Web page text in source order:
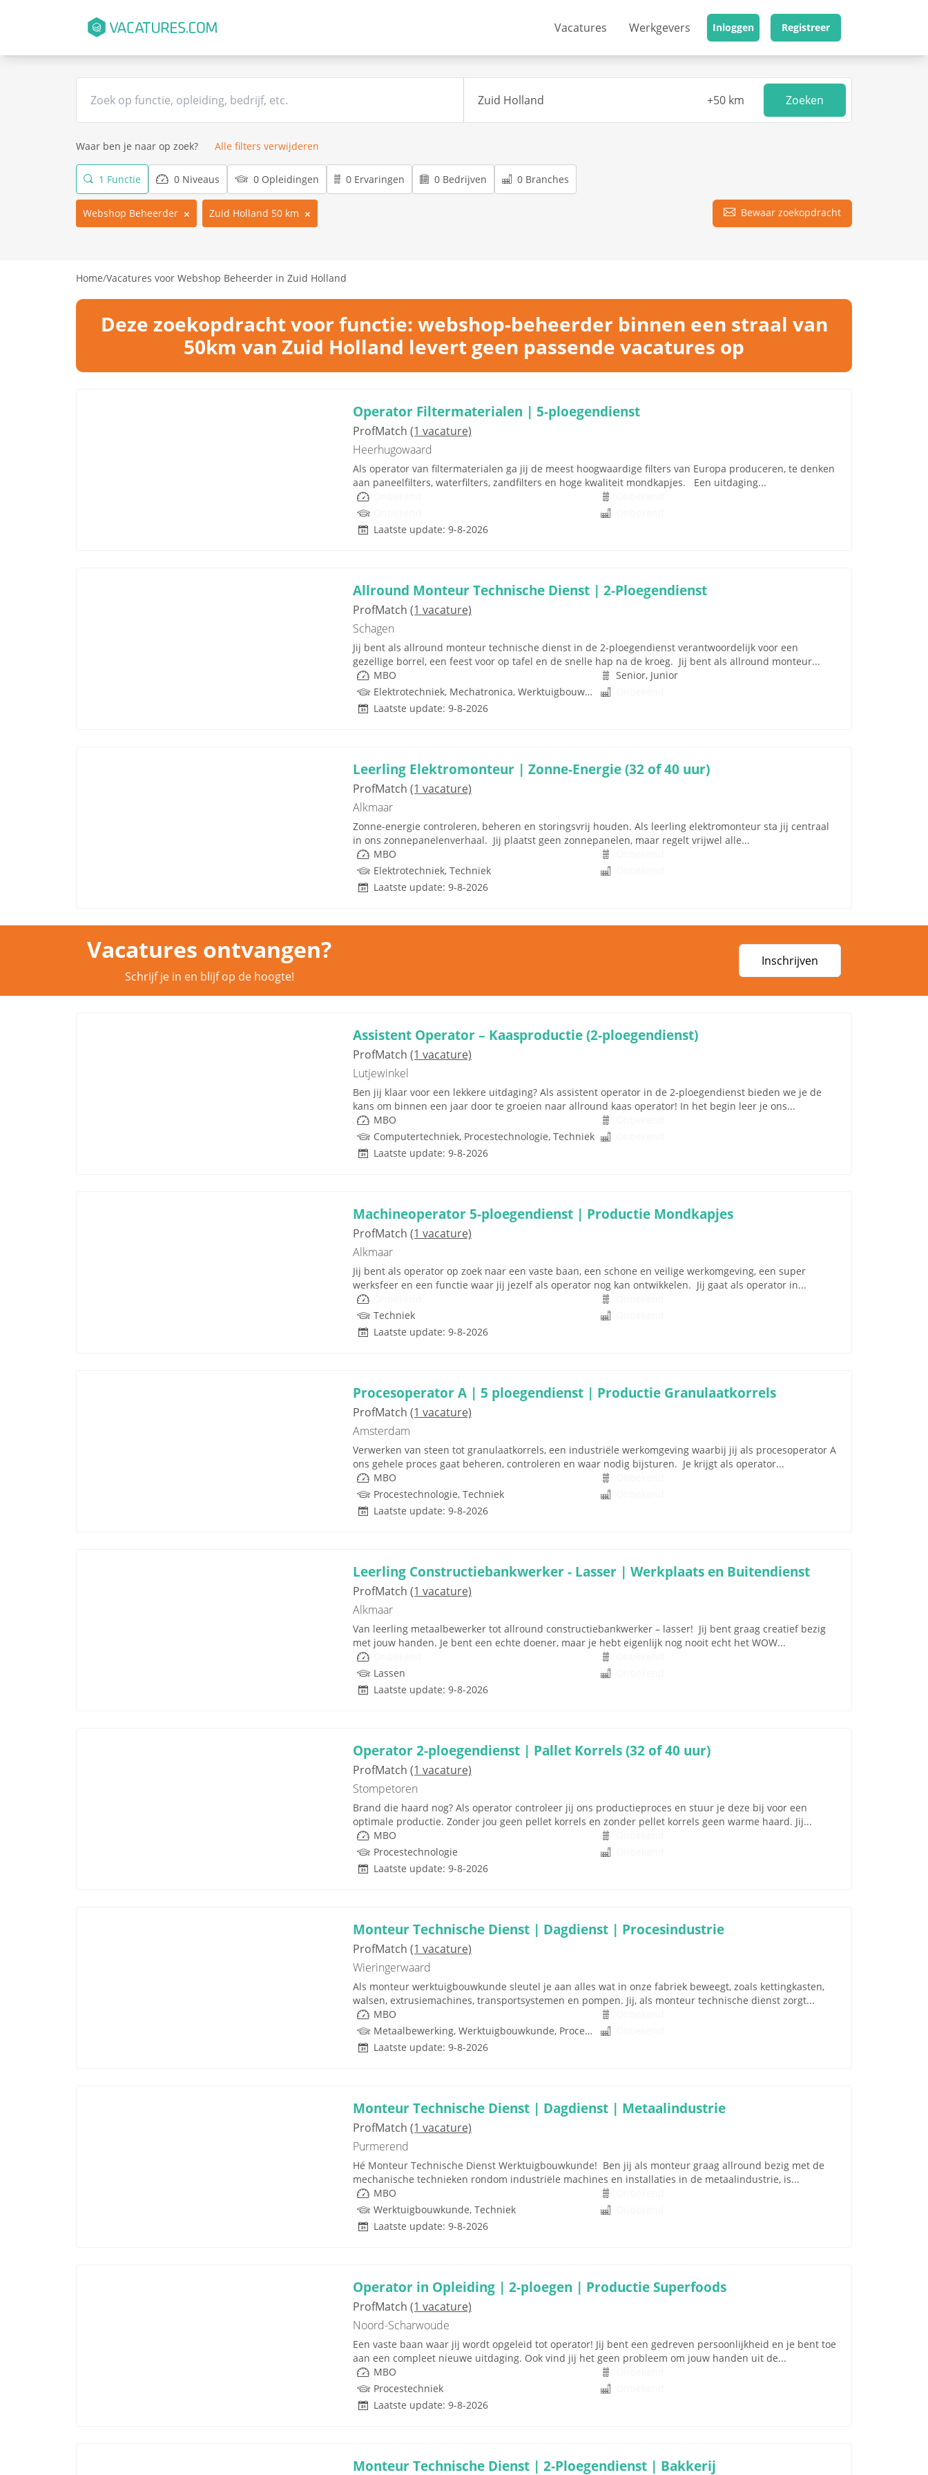
Vacatures Werkgevers Inloggen Registreer
Zoeken
Waar ben je naar op zoek? Alle filters verwijderen
1 Functie 0 Niveaus 0 Opleidingen 0 Ervaringen 0 Bedrijven 0 Branches
Webshop Beheerder Zuid Holland 50 km Bewaar zoekopdracht
Home/Vacatures voor Webshop Beheerder in Zuid Holland
Deze zoekopdracht voor functie: webshop-beheerder binnen een straal van
50km van Zuid Holland levert geen passende vacatures op
Operator Filtermaterialen | 5-ploegendienst
ProfMatch (1 vacature)
Heerhugowaard
Als operator van filtermaterialen ga jij de meest hoogwaardige filters van Europa produceren, te denken
aan paneelfilters, waterfilters, zandfilters en hoge kwaliteit mondkapjes. Een uitdaging...
Laatste update: 9-8-2026
Allround Monteur Technische Dienst | 2-Ploegendienst
ProfMatch (1 vacature)
Schagen
Jij bent als allround monteur technische dienst in de 2-ploegendienst verantwoordelijk voor een
gezellige borrel, een feest voor op tafel en de snelle hap na de kroeg. Jij bent als allround monteur...
MBO
Senior, Junior
Elektrotechniek, Mechatronica, Werktuigbouwkunde, Pneumatiek, Techniek
Laatste update: 9-8-2026
Leerling Elektromonteur | Zonne-Energie (32 of 40 uur)
ProfMatch (1 vacature)
Alkmaar
Zonne-energie controleren, beheren en storingsvrij houden. Als leerling elektromonteur sta jij centraal
in ons zonnepanelenverhaal. Jij plaatst geen zonnepanelen, maar regelt vrijwel alle...
MBO
Elektrotechniek, Techniek
Laatste update: 9-8-2026
Vacatures ontvangen?
Schrijf je in en blijf op de hoogte!
Inschrijven
Assistent Operator – Kaasproductie (2-ploegendienst)
ProfMatch (1 vacature)
Lutjewinkel
Ben jij klaar voor een lekkere uitdaging? Als assistent operator in de 2-ploegendienst bieden we je de
kans om binnen een jaar door te groeien naar allround kaas operator! In het begin leer je ons...
MBO
Computertechniek, Procestechnologie, Techniek
Laatste update: 9-8-2026
Machineoperator 5-ploegendienst | Productie Mondkapjes
ProfMatch (1 vacature)
Alkmaar
Jij bent als operator op zoek naar een vaste baan, een schone en veilige werkomgeving, een super
werksfeer en een functie waar jij jezelf als operator nog kan ontwikkelen. Jij gaat als operator in...
Techniek
Laatste update: 9-8-2026
Procesoperator A | 5 ploegendienst | Productie Granulaatkorrels
ProfMatch (1 vacature)
Amsterdam
Verwerken van steen tot granulaatkorrels, een industriële werkomgeving waarbij jij als procesoperator A
ons gehele proces gaat beheren, controleren en waar nodig bijsturen. Je krijgt als operator...
MBO
Procestechnologie, Techniek
Laatste update: 9-8-2026
Leerling Constructiebankwerker - Lasser | Werkplaats en Buitendienst
ProfMatch (1 vacature)
Alkmaar
Van leerling metaalbewerker tot allround constructiebankwerker – lasser! Jij bent graag creatief bezig
met jouw handen. Je bent een echte doener, maar je hebt eigenlijk nog nooit echt het WOW...
Lassen
Laatste update: 9-8-2026
Operator 2-ploegendienst | Pallet Korrels (32 of 40 uur)
ProfMatch (1 vacature)
Stompetoren
Brand die haard nog? Als operator controleer jij ons productieproces en stuur je deze bij voor een
optimale productie. Zonder jou geen pellet korrels en zonder pellet korrels geen warme haard. Jij...
MBO
Procestechnologie
Laatste update: 9-8-2026
Monteur Technische Dienst | Dagdienst | Procesindustrie
ProfMatch (1 vacature)
Wieringerwaard
Als monteur werktuigbouwkunde sleutel je aan alles wat in onze fabriek beweegt, zoals kettingkasten,
walsen, extrusiemachines, transportsystemen en pompen. Jij, als monteur technische dienst zorgt...
MBO
Metaalbewerking, Werktuigbouwkunde, Procestechnologie, Techniek
Laatste update: 9-8-2026
Monteur Technische Dienst | Dagdienst | Metaalindustrie
ProfMatch (1 vacature)
Purmerend
Hé Monteur Technische Dienst Werktuigbouwkunde! Ben jij als monteur graag allround bezig met de
mechanische technieken rondom industriële machines en installaties in de metaalindustrie, is...
MBO
Werktuigbouwkunde, Techniek
Laatste update: 9-8-2026
Operator in Opleiding | 2-ploegen | Productie Superfoods
ProfMatch (1 vacature)
Noord-Scharwoude
Een vaste baan waar jij wordt opgeleid tot operator! Jij bent een gedreven persoonlijkheid en je bent toe
aan een compleet nieuwe uitdaging. Ook vind jij het geen probleem om jouw handen uit de...
MBO
Procestechniek
Laatste update: 9-8-2026
Monteur Technische Dienst | 2-Ploegendienst | Bakkerij